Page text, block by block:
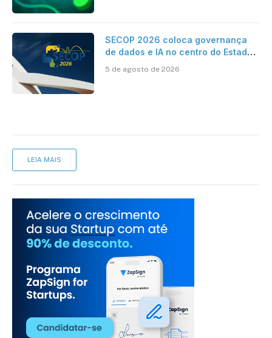
SECOP 2026 coloca governança
de dados e IA no centro do Estado
5 de agosto de 2026
LEIA MAIS